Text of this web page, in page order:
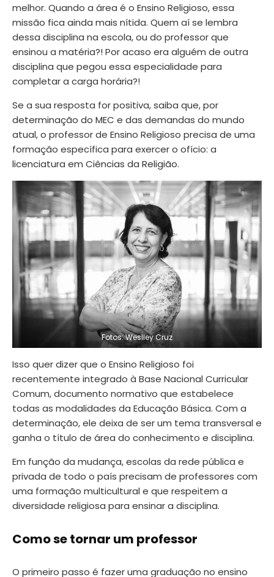
melhor. Quando a área é o Ensino Religioso, essa
missão fica ainda mais nítida. Quem aí se lembra
dessa disciplina na escola, ou do professor que
ensinou a matéria?! Por acaso era alguém de outra
disciplina que pegou essa especialidade para
completar a carga horária?!
Se a sua resposta for positiva, saiba que, por
determinação do MEC e das demandas do mundo
atual, o professor de Ensino Religioso precisa de uma
formação específica para exercer o ofício: a
licenciatura em Ciências da Religião.
Fotos: Weslley Cruz
Isso quer dizer que o Ensino Religioso foi
recentemente integrado à Base Nacional Curricular
Comum, documento normativo que estabelece
todas as modalidades da Educação Básica. Com a
determinação, ele deixa de ser um tema transversal e
ganha o título de área do conhecimento e disciplina.
Em função da mudança, escolas da rede pública e
privada de todo o país precisam de professores com
uma formação multicultural e que respeitem a
diversidade religiosa para ensinar a disciplina.
Como se tornar um professor
O primeiro passo é fazer uma graduação no ensino